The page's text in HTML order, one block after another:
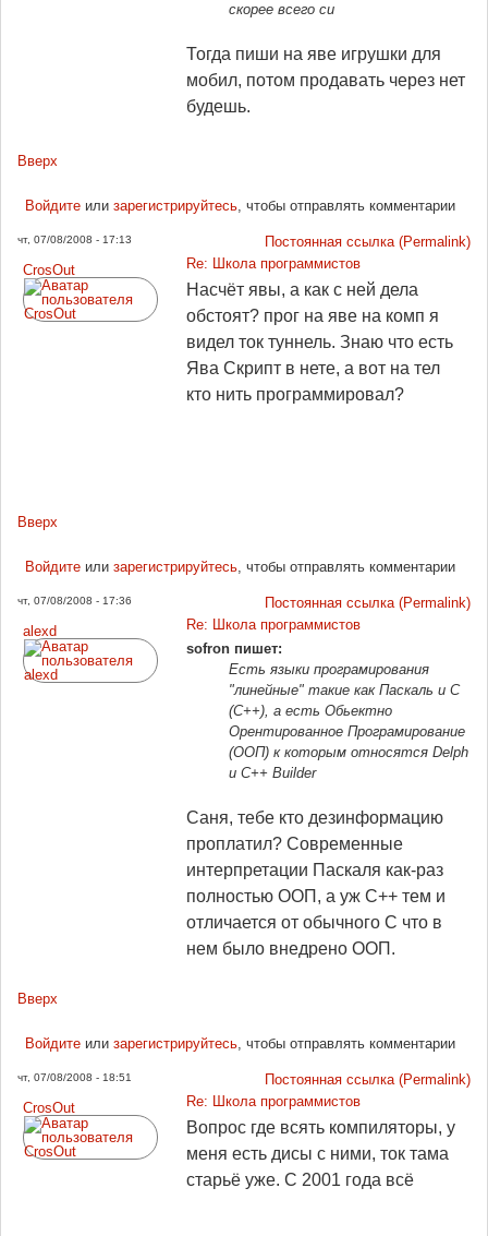
скорее всего си
Тогда пиши на яве игрушки для
мобил, потом продавать через нет
будешь.
Вверх
Войдитеили зарегистрируйтесь, чтобы отправлять комментарии
чт, 07/08/2008 - 17:13
Постоянная ссылка (Permalink)
CrosOut
Re: Школа программистов
Насчёт явы, а как с ней дела
обстоят? прог на яве на комп я
видел ток туннель. Знаю что есть
Ява Скрипт в нете, а вот на тел
кто нить программировал?
Вверх
Войдитеили зарегистрируйтесь, чтобы отправлять комментарии
чт, 07/08/2008 - 17:36
Постоянная ссылка (Permalink)
alexd
Re: Школа программистов
sofron пишет:
Есть языки програмирования
"линейные" такие как Паскаль и С
(С++), а есть Обьектно
Орентированное Програмирование
(ООП) к которым относятся Delph
и С++ Builder
Саня, тебе кто дезинформацию
проплатил? Современные
интерпретации Паскаля как-раз
полностью ООП, а уж С++ тем и
отличается от обычного С что в
нем было внедрено ООП.
Вверх
Войдитеили зарегистрируйтесь, чтобы отправлять комментарии
чт, 07/08/2008 - 18:51
Постоянная ссылка (Permalink)
CrosOut
Re: Школа программистов
Вопрос где всять компиляторы, у
меня есть дисы с ними, ток тама
старьё уже. С 2001 года всё